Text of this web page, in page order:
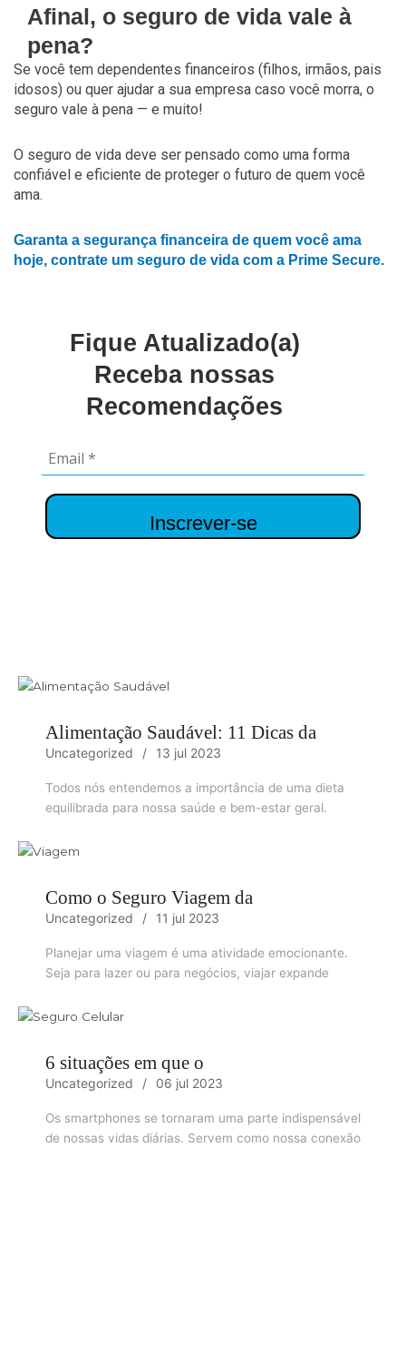
Afinal, o seguro de vida vale à
pena?
Se você tem dependentes financeiros (filhos, irmãos, pais
idosos) ou quer ajudar a sua empresa caso você morra, o
seguro vale à pena — e muito!
O seguro de vida deve ser pensado como uma forma
confiável e eficiente de proteger o futuro de quem você
ama.
Garanta a segurança financeira de quem você ama
hoje, contrate um seguro de vida com a Prime Secure.
Fique Atualizado(a)
Receba nossas
Recomendações
Inscrever-se
Alimentação Saudável: 11 Dicas da
Uncategorized 13 jul 2023
Todos nós entendemos a importância de uma dieta
equilibrada para nossa saúde e bem-estar geral.
Como o Seguro Viagem da
Uncategorized 11 jul 2023
Planejar uma viagem é uma atividade emocionante.
Seja para lazer ou para negócios, viajar expande
6 situações em que o
Uncategorized 06 jul 2023
Os smartphones se tornaram uma parte indispensável
de nossas vidas diárias. Servem como nossa conexão